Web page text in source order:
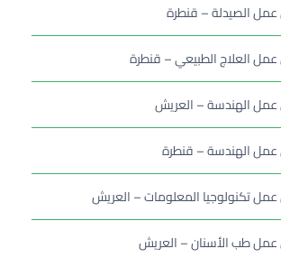
الصيدلة – قنطرة
العلاج الطبيعي – قنطرة
الهندسة – العريش
الهندسة – قنطرة
تكنولوجيا المعلومات – العريش
طب الأسنان – العريش